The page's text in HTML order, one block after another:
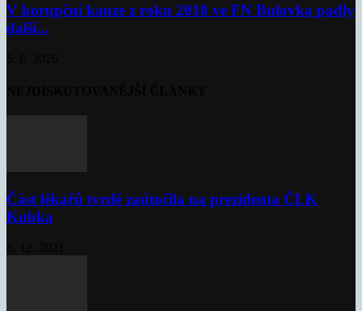
V korupční kauze z roku 2018 ve FN Bulovka padly
další...
Část lékařů tvrdě zaútočila na prezidenta ČLK
Kubka